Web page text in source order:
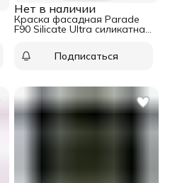
Нет в наличии
Краска фасадная Parade
F90 Silicate Ultra силикатная
Подписаться